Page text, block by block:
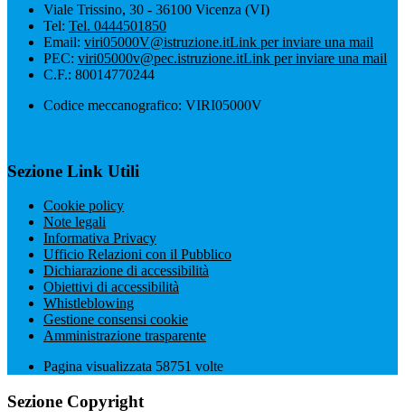
Viale Trissino, 30 - 36100 Vicenza (VI)
Tel: Tel. 0444501850
Email: viri05000V@istruzione.itLink per inviare una mail
PEC: viri05000v@pec.istruzione.itLink per inviare una mail
C.F.: 80014770244
Codice meccanografico: VIRI05000V
Sezione Link Utili
Cookie policy
Note legali
Informativa Privacy
Ufficio Relazioni con il Pubblico
Dichiarazione di accessibilità
Obiettivi di accessibilità
Whistleblowing
Gestione consensi cookie
Amministrazione trasparente
Pagina visualizzata 58751 volte
Sezione Copyright